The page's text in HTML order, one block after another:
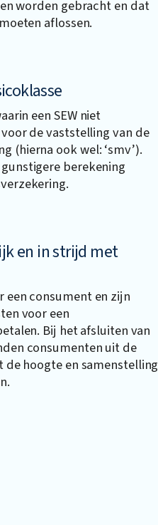
worden gebracht en dat
aflossen.
een SEW niet
de vaststelling van de
(hierna ook wel: ‘smv’).
berekening
en in strijd met
een consument en zijn
voor een
Bij het afsluiten van
consumenten uit de
hoogte en samenstelling